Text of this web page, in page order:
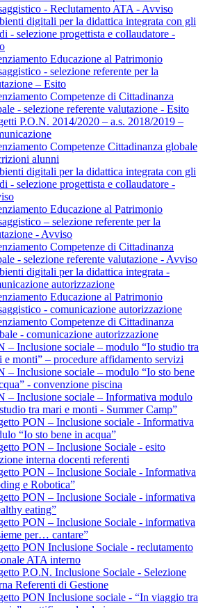
- Reclutamento ATA - Avviso
digitali per la didattica integrata con gli
- selezione progettista e collaudatore -
Educazione al Patrimonio
- selezione referente per la
– Esito
Competenze di Cittadinanza
- selezione referente valutazione - Esito
P.O.N. 2014/2020 – a.s. 2018/2019 –
Competenze Cittadinanza globale
alunni
digitali per la didattica integrata con gli
- selezione progettista e collaudatore -
Educazione al Patrimonio
– selezione referente per la
- Avviso
Competenze di Cittadinanza
- selezione referente valutazione - Avviso
digitali per la didattica integrata -
autorizzazione
Educazione al Patrimonio
- comunicazione autorizzazione
Competenze di Cittadinanza
- comunicazione autorizzazione
– Inclusione sociale – modulo “Io studio tra
e monti” – procedure affidamento servizi
– Inclusione sociale – modulo “Io sto bene
- convenzione piscina
– Inclusione sociale – Informativa modulo
tra mari e monti - Summer Camp”
PON – Inclusione sociale - Informativa
“Io sto bene in acqua”
PON – Inclusione Sociale - esito
interna docenti referenti
PON – Inclusione Sociale - Informativa
e Robotica”
PON – Inclusione Sociale - informativa
eating”
PON – Inclusione Sociale - informativa
per… cantare”
PON Inclusione Sociale - reclutamento
ATA interno
P.O.N. Inclusione Sociale - Selezione
Referenti di Gestione
PON Inclusione sociale - “In viaggio tra